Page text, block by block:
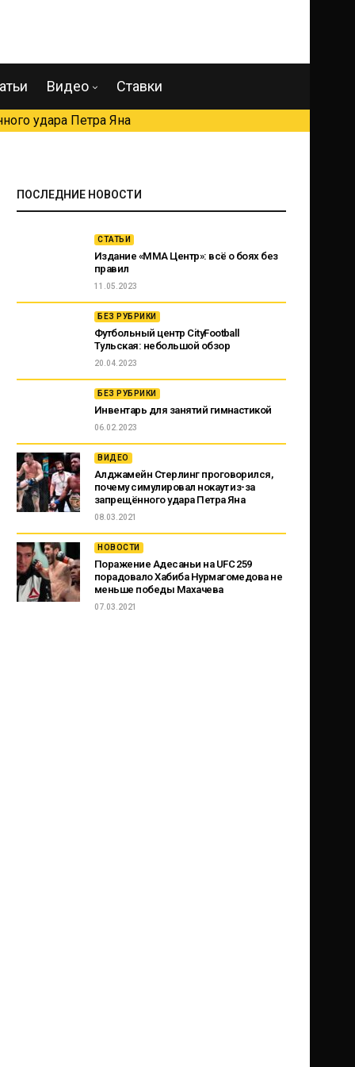
Видео Ставки
удара Петра Яна
ПОСЛЕДНИЕ НОВОСТИ
СТАТЬИ
Издание «ММА Центр»: всё о боях без
правил
11.05.2023
БЕЗ РУБРИКИ
Футбольный центр CityFootball
Тульская: небольшой обзор
20.04.2023
БЕЗ РУБРИКИ
Инвентарь для занятий гимнастикой
06.02.2023
ВИДЕО
Алджамейн Стерлинг проговорился,
почему симулировал нокаут из-за
запрещённого удара Петра Яна
08.03.2021
НОВОСТИ
Поражение Адесаньи на UFC 259
порадовало Хабиба Нурмагомедова не
меньше победы Махачева
07.03.2021